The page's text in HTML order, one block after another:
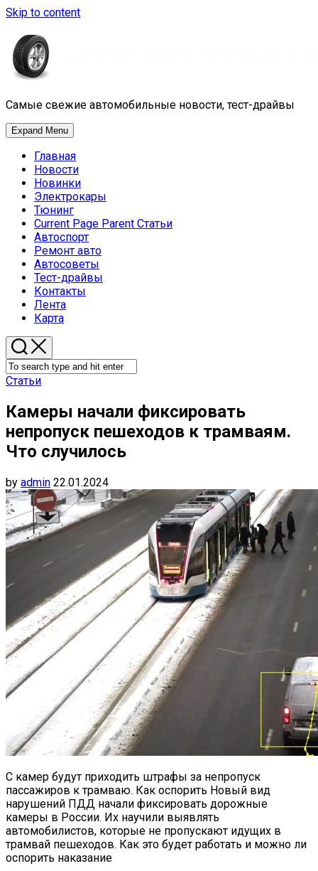
Skip to content
Самые свежие автомобильные новости, тест-драйвы
Expand Menu
Главная
Новости
Новинки
Электрокары
Тюнинг
Current Page Parent Статьи
Автоспорт
Ремонт авто
Автосоветы
Тест-драйвы
Контакты
Лента
Карта
Статьи
Камеры начали фиксировать
непропуск пешеходов к трамваям.
Что случилось
by admin 22.01.2024
С камер будут приходить штрафы за непропуск
пассажиров к трамваю. Как оспорить Новый вид
нарушений ПДД начали фиксировать дорожные
камеры в России. Их научили выявлять
автомобилистов, которые не пропускают идущих в
трамвай пешеходов. Как это будет работать и можно ли
оспорить наказание